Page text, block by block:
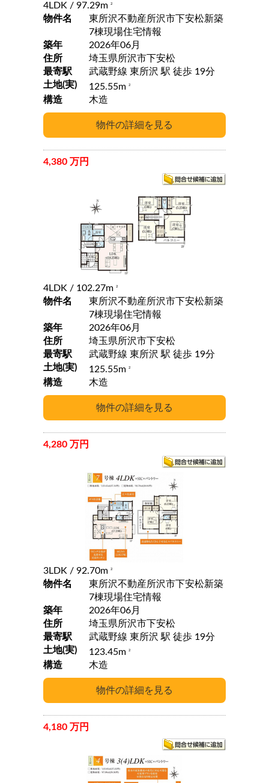
4LDK / 97.29m 2
物件名
東所沢不動産所沢市下安松新築
7棟現場住宅情報
築年
2026年06月
住所
埼玉県所沢市下安松
最寄駅
武蔵野線 東所沢 駅 徒歩 19分
土地(実)
125.55m 2
構造 木造
4,380 万円
4LDK / 102.27m 2
物件名
東所沢不動産所沢市下安松新築
7棟現場住宅情報
築年
2026年06月
住所
埼玉県所沢市下安松
最寄駅
武蔵野線 東所沢 駅 徒歩 19分
土地(実)
125.55m 2
構造 木造
4,280 万円
3LDK / 92.70m 2
物件名
東所沢不動産所沢市下安松新築
7棟現場住宅情報
築年
2026年06月
住所
埼玉県所沢市下安松
最寄駅
武蔵野線 東所沢 駅 徒歩 19分
土地(実)
123.45m 2
構造 木造
4,180 万円